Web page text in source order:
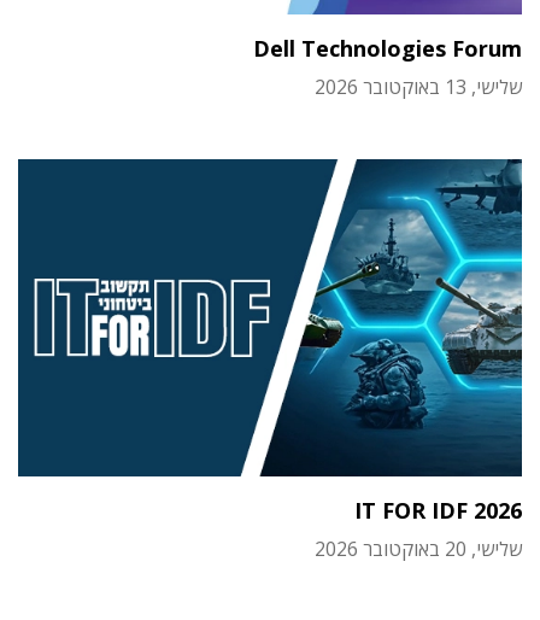
Dell Technologies Forum
שלישי, 13 באוקטובר 2026
IT FOR IDF 2026
שלישי, 20 באוקטובר 2026